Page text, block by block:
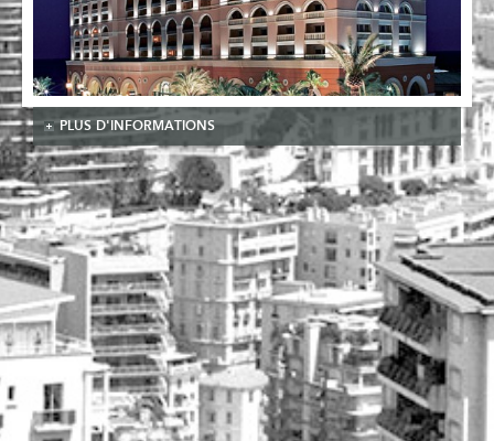
PLUS D'INFORMATIONS